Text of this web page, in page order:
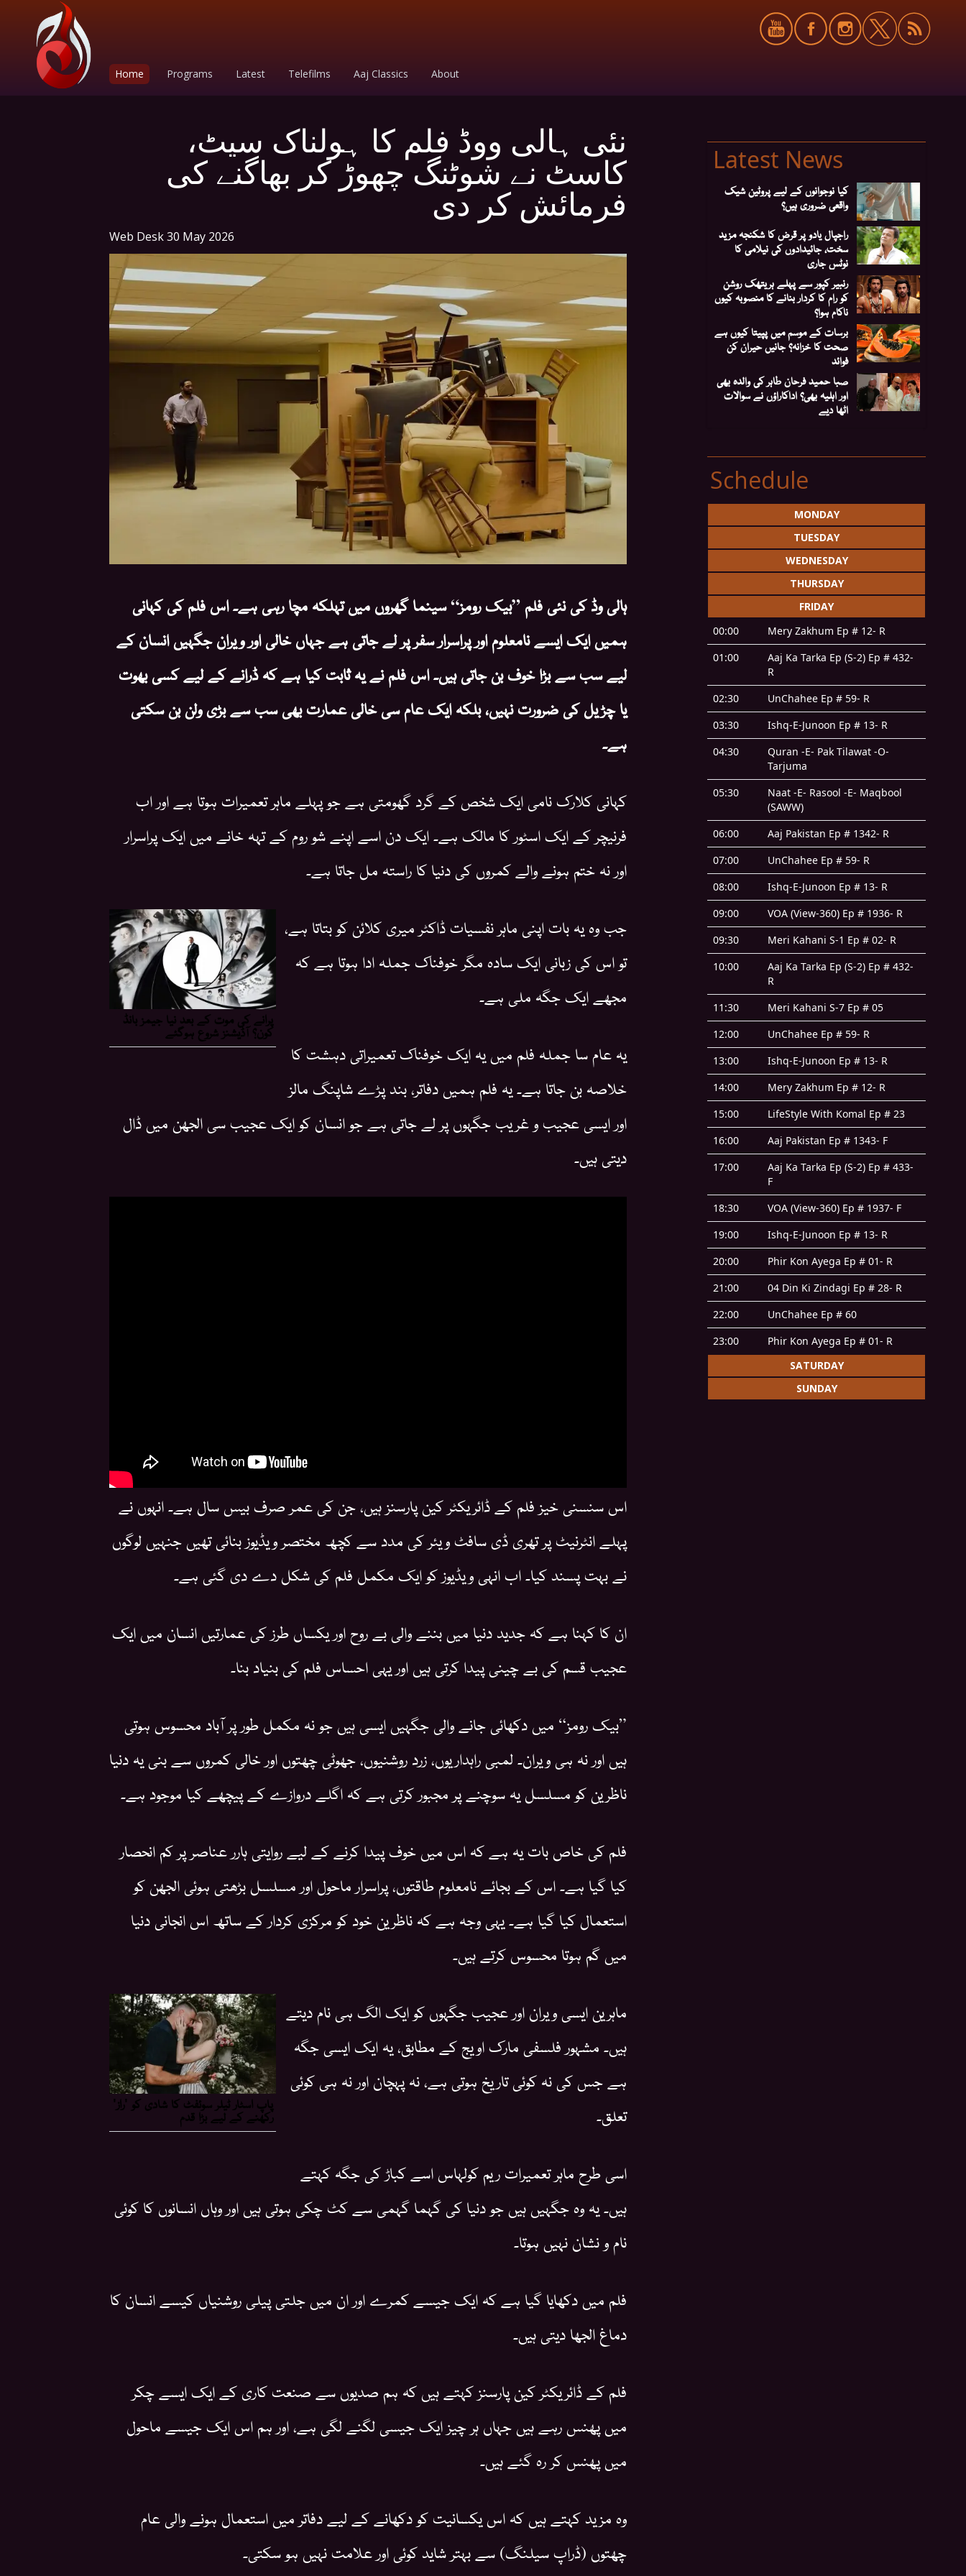
Home Programs Latest Telefilms Aaj Classics About
نئی ہالی ووڈ فلم کا ہولناک سیٹ،
کاسٹ نے شوٹنگ چھوڑ کر بھاگنے کی
فرمائش کر دی
Web Desk30 May 2026
ہالی وڈ کی نئی فلم ”بیک رومز“ سینما گھروں میں تہلکہ مچا رہی ہے۔ اس فلم کی کہانی
ہمیں ایک ایسے نامعلوم اور پراسرار سفر پر لے جاتی ہے جہاں خالی اور ویران جگہیں انسان کے
لیے سب سے بڑا خوف بن جاتی ہیں۔ اس فلم نے یہ ثابت کیا ہے کہ ڈرانے کے لیے کسی بھوت
یا چڑیل کی ضرورت نہیں، بلکہ ایک عام سی خالی عمارت بھی سب سے بڑی ولن بن سکتی
ہے۔
کہانی کلارک نامی ایک شخص کے گرد گھومتی ہے جو پہلے ماہر تعمیرات ہوتا ہے اور اب
فرنیچر کے ایک اسٹور کا مالک ہے۔ ایک دن اسے اپنے شو روم کے تہہ خانے میں ایک پراسرار
اور نہ ختم ہونے والے کمروں کی دنیا کا راستہ مل جاتا ہے۔
جب وہ یہ بات اپنی ماہر نفسیات ڈاکٹر میری کلائن کو بتاتا ہے،
تو اس کی زبانی ایک سادہ مگر خوفناک جملہ ادا ہوتا ہے کہ
مجھے ایک جگہ ملی ہے۔
یہ عام سا جملہ فلم میں یہ ایک خوفناک تعمیراتی دہشت کا
خلاصہ بن جاتا ہے۔ یہ فلم ہمیں دفاتر، بند پڑے شاپنگ مالز
اور ایسی عجیب و غریب جگہوں پر لے جاتی ہے جو انسان کو ایک عجیب سی الجھن میں ڈال
دیتی ہیں۔
اس سنسنی خیز فلم کے ڈائریکٹر کین پارسنز ہیں، جن کی عمر صرف بیس سال ہے۔ انہوں نے
پہلے انٹرنیٹ پر تھری ڈی سافٹ ویئر کی مدد سے کچھ مختصر ویڈیوز بنائی تھیں جنہیں لوگوں
نے بہت پسند کیا۔ اب انہی ویڈیوز کو ایک مکمل فلم کی شکل دے دی گئی ہے۔
ان کا کہنا ہے کہ جدید دنیا میں بننے والی بے روح اور یکساں طرز کی عمارتیں انسان میں ایک
عجیب قسم کی بے چینی پیدا کرتی ہیں اور یہی احساس فلم کی بنیاد بنا۔
”بیک رومز“ میں دکھائی جانے والی جگہیں ایسی ہیں جو نہ مکمل طور پر آباد محسوس ہوتی
ہیں اور نہ ہی ویران۔ لمبی راہداریوں، زرد روشنیوں، جھوٹی چھتوں اور خالی کمروں سے بنی یہ دنیا
ناظرین کو مسلسل یہ سوچنے پر مجبور کرتی ہے کہ اگلے دروازے کے پیچھے کیا موجود ہے۔
فلم کی خاص بات یہ ہے کہ اس میں خوف پیدا کرنے کے لیے روایتی ہارر عناصر پر کم انحصار
کیا گیا ہے۔ اس کے بجائے نامعلوم طاقتوں، پراسرار ماحول اور مسلسل بڑھتی ہوئی الجھن کو
استعمال کیا گیا ہے۔ یہی وجہ ہے کہ ناظرین خود کو مرکزی کردار کے ساتھ اس انجانی دنیا
میں گم ہوتا محسوس کرتے ہیں۔
ماہرین ایسی ویران اور عجیب جگہوں کو ایک الگ ہی نام دیتے
ہیں۔ مشہور فلسفی مارک اویج کے مطابق، یہ ایک ایسی جگہ
ہے جس کی نہ کوئی تاریخ ہوتی ہے، نہ پہچان اور نہ ہی کوئی
تعلق۔
اسی طرح ماہر تعمیرات ریم کولہاس اسے کباڑ کی جگہ کہتے
ہیں۔ یہ وہ جگہیں ہیں جو دنیا کی گہما گہمی سے کٹ چکی ہوتی ہیں اور وہاں انسانوں کا کوئی
نام و نشان نہیں ہوتا۔
فلم میں دکھایا گیا ہے کہ ایک جیسے کمرے اور ان میں جلتی پیلی روشنیاں کیسے انسان کا
دماغ الجھا دیتی ہیں۔
فلم کے ڈائریکٹر کین پارسنز کہتے ہیں کہ ہم صدیوں سے صنعت کاری کے ایک ایسے چکر
میں پھنس رہے ہیں جہاں ہر چیز ایک جیسی لگنے لگی ہے، اور ہم اس ایک جیسے ماحول
میں پھنس کر رہ گئے ہیں۔
وہ مزید کہتے ہیں کہ اس یکسانیت کو دکھانے کے لیے دفاتر میں استعمال ہونے والی عام
چھتوں (ڈراپ سیلنگ) سے بہتر شاید کوئی اور علامت نہیں ہو سکتی۔
Latest News
کیا نوجوانوں کے لیے پروٹین شیک
واقعی ضروری ہیں؟
راجپال یادو پر قرض کا شکنجہ مزید
سخت، جائیدادوں کی نیلامی کا
نوٹس جاری
رنبیر کپور سے پہلے ہریتھک روشن
کو رام کا کردار بنانے کا منصوبہ کیوں
ناکام ہوا؟
برسات کے موسم میں پپیتا کیوں ہے
صحت کا خزانہ؟ جانیں حیران کن
فوائد
صبا حمید فرحان طاہر کی والدہ بھی
اور اہلیہ بھی؟ اداکاراؤں نے سوالات
اٹھا دیے
Schedule
MONDAY
TUESDAY
WEDNESDAY
THURSDAY
FRIDAY
00:00
Mery Zakhum Ep # 12- R
01:00
Aaj Ka Tarka Ep (S-2) Ep # 432-
R
02:30
UnChahee Ep # 59- R
03:30
Ishq-E-Junoon Ep # 13- R
04:30
Quran -E- Pak Tilawat -O-
Tarjuma
05:30
Naat -E- Rasool -E- Maqbool
(SAWW)
06:00
Aaj Pakistan Ep # 1342- R
07:00
UnChahee Ep # 59- R
08:00
Ishq-E-Junoon Ep # 13- R
09:00
VOA (View-360) Ep # 1936- R
09:30
Meri Kahani S-1 Ep # 02- R
10:00
Aaj Ka Tarka Ep (S-2) Ep # 432-
R
11:30
Meri Kahani S-7 Ep # 05
12:00
UnChahee Ep # 59- R
13:00
Ishq-E-Junoon Ep # 13- R
14:00
Mery Zakhum Ep # 12- R
15:00
LifeStyle With Komal Ep # 23
16:00
Aaj Pakistan Ep # 1343- F
17:00
Aaj Ka Tarka Ep (S-2) Ep # 433-
F
18:30
VOA (View-360) Ep # 1937- F
19:00
Ishq-E-Junoon Ep # 13- R
20:00
Phir Kon Ayega Ep # 01- R
21:00
04 Din Ki Zindagi Ep # 28- R
22:00
UnChahee Ep # 60
23:00
Phir Kon Ayega Ep # 01- R
SATURDAY
SUNDAY